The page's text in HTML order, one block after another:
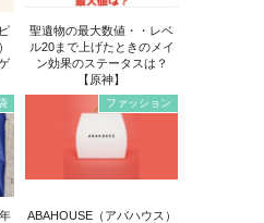
聖遺物の最大数値・・レベ
ル20まで上げたときのメイ
ン効果のステータスは？
【原神】
ファッション
ABAHOUSE（アバハウス）